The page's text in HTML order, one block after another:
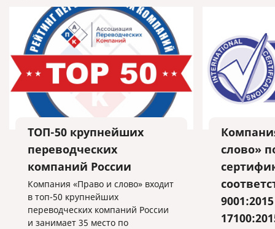
ТОП-50 крупнейших
переводческих
компаний России
Компания «Право и слово» входит
в топ-50 крупнейших
переводческих компаний России
и занимает 35 место по
слово»